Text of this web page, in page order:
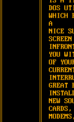
DOS
WHICH
A
NICE
SCREEN
YOU
OF
GREAT
NEW
CARDS,